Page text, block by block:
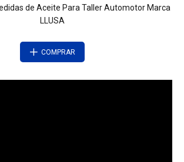
de Aceite Para Taller Automotor Marca
LLUSA
COMPRAR